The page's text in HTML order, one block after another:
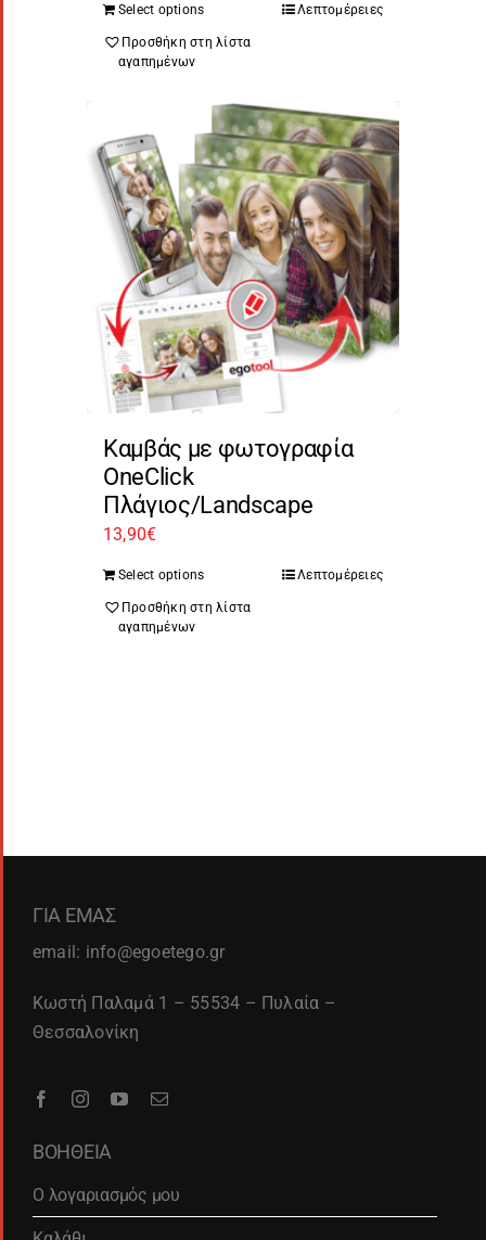
Select options Λεπτομέρειες
Προσθήκη στη λίστα
αγαπημένων
Καμβάς με φωτογραφία
OneClick
Πλάγιος/Landscape
13,90€
Select options Λεπτομέρειες
Προσθήκη στη λίστα
αγαπημένων
ΓΙΑ ΕΜΑΣ
email: info@egoetego.gr
Κωστή Παλαμά 1 – 55534 – Πυλαία –
Θεσσαλονίκη
ΒΟΗΘΕΙΑ
Ο λογαριασμός μου